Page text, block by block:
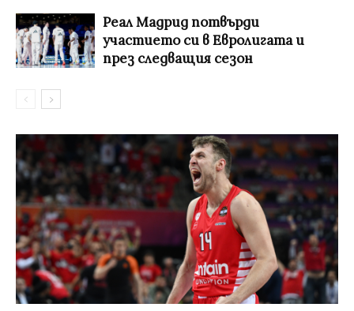
Реал Мадрид потвърди
участието си в Евролигата и
през следващия сезон